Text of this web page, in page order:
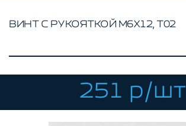
КОМПЛЕКТУЮЩИЕ К ЧПУ
АКСЕССУАРЫ ДЛЯ V-ПАЗА
ВИНТ С РУКОЯТКОЙ М6Х12, T02
251 р/шт